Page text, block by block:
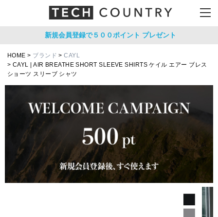
新規会員登録で５００ポイント プレゼント
HOME ブランド
CAYL
CAYL | AIR BREATHE SHORT SLEEVE SHIRTS ケイル エアー ブレス
ショーツ スリーブ シャツ